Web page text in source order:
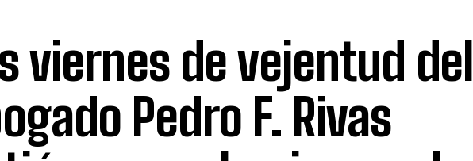
viernes de vejentud del
Pedro F. Rivas